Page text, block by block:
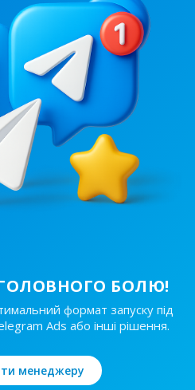
Онлайн
Онлайн
БОЛЮ!
формат запуску під
Ads або інші рішення.
менеджеру